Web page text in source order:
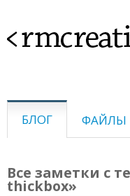
<rmcreative>
БЛОГ ФАЙЛЫ
Все заметки с
thickbox»